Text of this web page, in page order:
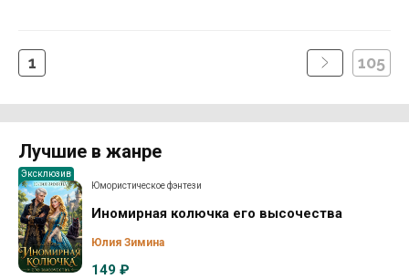
1 105
Лучшие в жанре
Эксклюзив
Юмористическое фэнтези
Иномирная колючка его высочества
Юлия Зимина
149 ₽